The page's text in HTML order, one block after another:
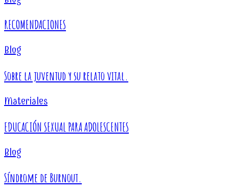
RECOMENDACIONES
Blog
Sobre la juventud y su relato vital.
Materiales
EDUCACIÓN SEXUAL PARA ADOLESCENTES
Blog
Síndrome de Burnout.